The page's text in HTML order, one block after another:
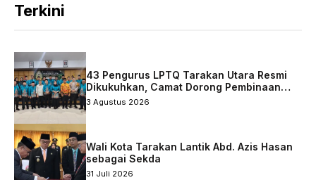
Terkini
43 Pengurus LPTQ Tarakan Utara Resmi
Dikukuhkan, Camat Dorong Pembinaan
Qurani Berkelanjutan
3 Agustus 2026
Wali Kota Tarakan Lantik Abd. Azis Hasan
sebagai Sekda
31 Juli 2026